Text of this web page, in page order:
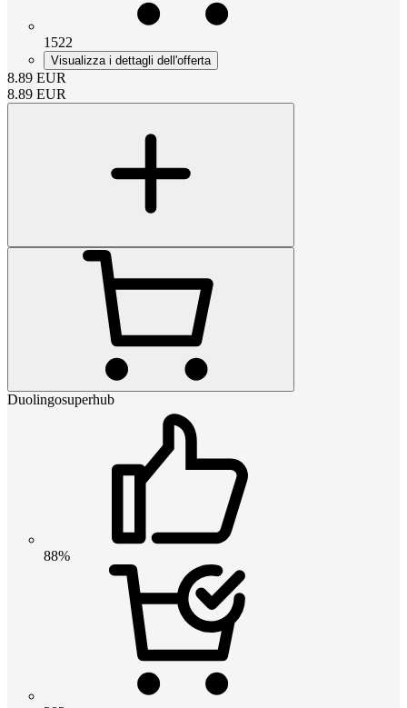
1522
Visualizza i dettagli dell'offerta
8.89 EUR
8.89 EUR
Duolingosuperhub
88%